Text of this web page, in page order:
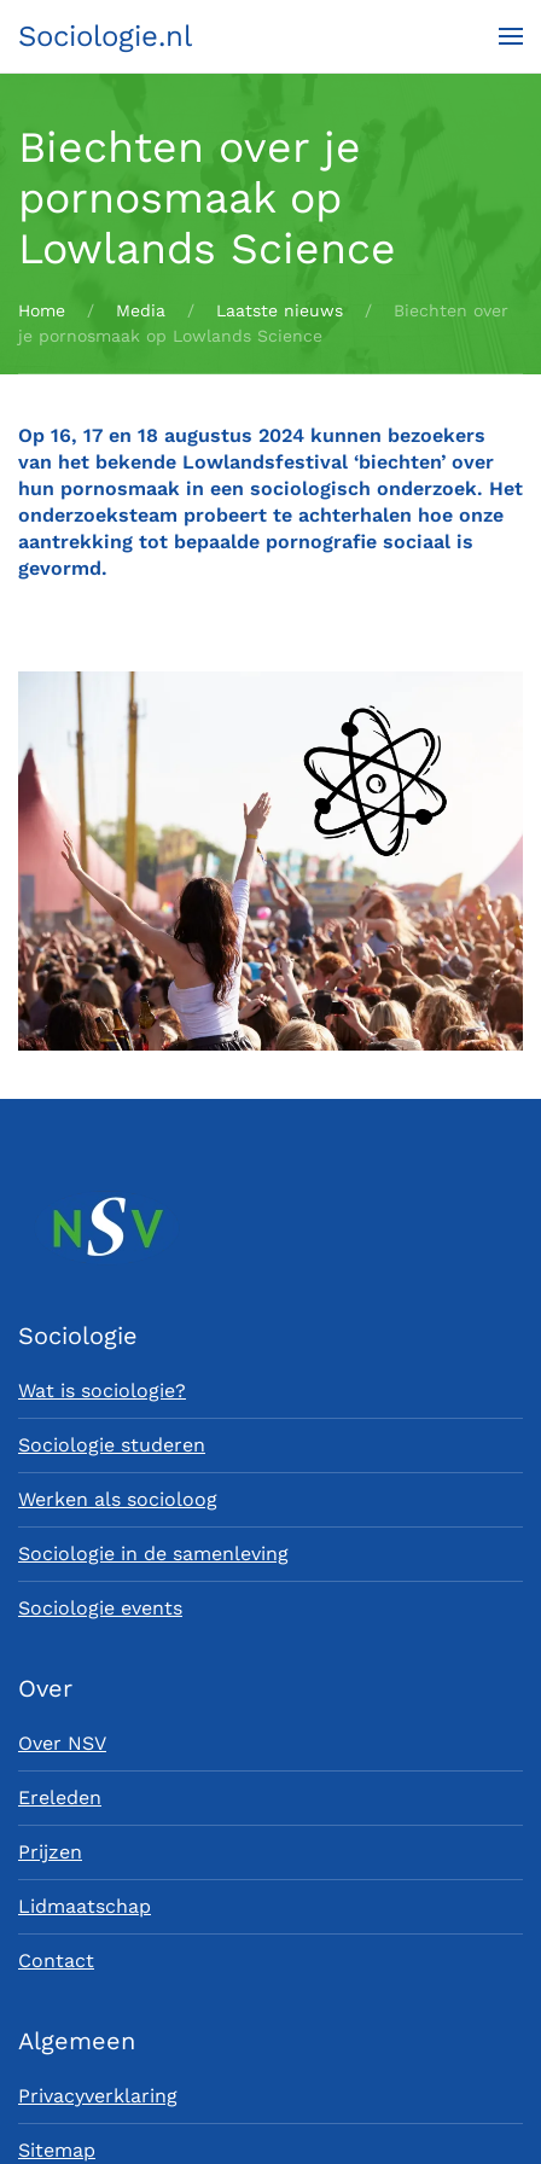
Terug naar hoofdinhoud
Sociologie.nl
Biechten over je
pornosmaak op
Lowlands Science
Home Media Laatste nieuws
Biechten over
je pornosmaak op Lowlands Science
Op 16, 17 en 18 augustus 2024 kunnen bezoekers
van het bekende Lowlandsfestival ‘biechten’ over
hun pornosmaak in een sociologisch onderzoek. Het
onderzoeksteam probeert te achterhalen hoe onze
aantrekking tot bepaalde pornografie sociaal is
gevormd.
Sociologie
Wat is sociologie?
Sociologie studeren
Werken als socioloog
Sociologie in de samenleving
Sociologie events
Over
Over NSV
Ereleden
Prijzen
Lidmaatschap
Contact
Algemeen
Privacyverklaring
Sitemap